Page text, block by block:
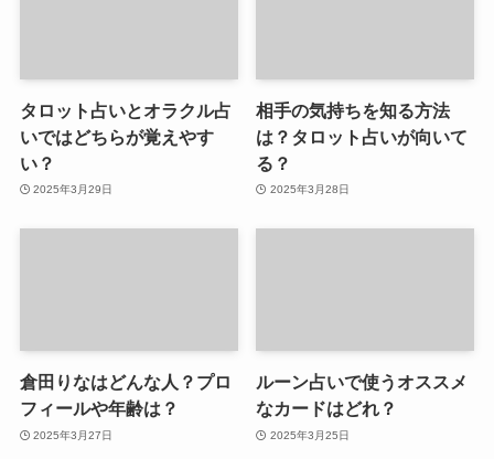
タロット占いとオラクル占
いではどちらが覚えやす
い？
2025年3月29日
相手の気持ちを知る方法
は？タロット占いが向いて
る？
2025年3月28日
倉田りなはどんな人？プロ
フィールや年齢は？
2025年3月27日
ルーン占いで使うオススメ
なカードはどれ？
2025年3月25日